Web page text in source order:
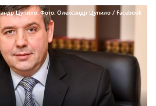
Цупило. Фото: Олександр Цупило / Facebook